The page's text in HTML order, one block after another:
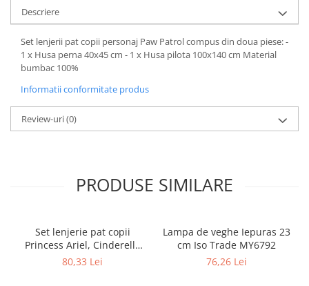
Descriere
Set lenjerii pat copii personaj Paw Patrol compus din doua piese: -
1 x Husa perna 40x45 cm - 1 x Husa pilota 100x140 cm Material
bumbac 100%
Informatii conformitate produs
Review-uri(0)
PRODUSE SIMILARE
Set lenjerie pat copii
Princess Ariel, Cinderella
and Snow White 90x140 +
80,33 Lei
Lampa de veghe Iepuras 23
cm Iso Trade MY6792
76,26 Lei